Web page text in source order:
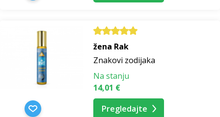
žena Rak
Znakovi zodijaka
Na stanju
14,01 €
Pregledajte